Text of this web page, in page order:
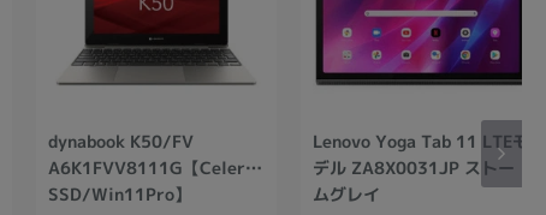
dynabook K50/FV
A6K1FVV8111G【Celeron(1.1GHz)/8GB/128GB
SSD/Win11Pro】
Lenovo Yoga Tab 11 LTEモ
デル ZA8X0031JP ストー
ムグレイ